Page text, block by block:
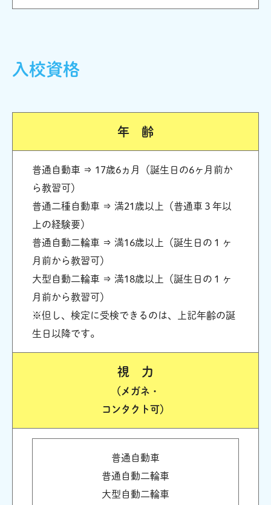
入校資格
年 齢
普通自動車 ⇒ 17歳6ヵ月（誕生日の6ヶ月前か
ら教習可）
普通二種自動車 ⇒ 満21歳以上（普通車３年以
上の経験要）
普通自動二輪車 ⇒ 満16歳以上（誕生日の１ヶ
月前から教習可）
大型自動二輪車 ⇒ 満18歳以上（誕生日の１ヶ
月前から教習可）
※但し、検定に受検できるのは、上記年齢の誕
生日以降です。
視 力
（メガネ・
コンタクト可）
普通自動車
普通自動二輪車
大型自動二輪車